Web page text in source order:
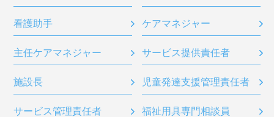
看護助手 ケアマネジャー
主任ケアマネジャー サービス提供責任者
施設長 児童発達支援管理責任者
サービス管理責任者 福祉用具専門相談員